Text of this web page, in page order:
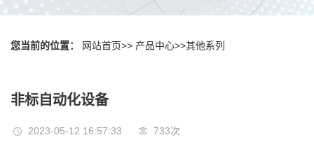
您当前的位置： 网站首页>> 产品中心>>其他系列
非标自动化设备
2023-05-12 16:57:33 733次